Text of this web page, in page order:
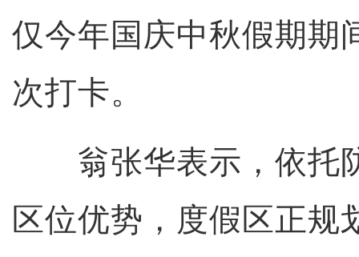
仅今年国庆中秋假期期
次打卡。
翁张华表示，依托
区位优势，度假区正规